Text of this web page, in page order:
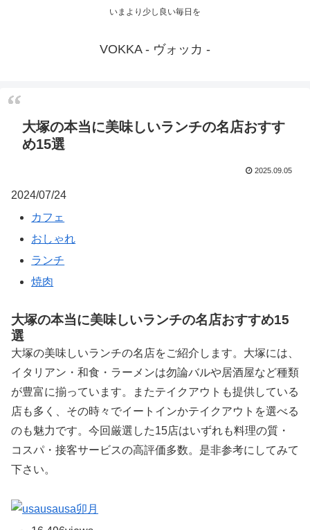
いまより少し良い毎日を
VOKKA - ヴォッカ -
大塚の本当に美味しいランチの名店おすす
め15選
2025.09.05
2024/07/24
カフェ
おしゃれ
ランチ
焼肉
大塚の本当に美味しいランチの名店おすすめ15
選
大塚の美味しいランチの名店をご紹介します。大塚には、
イタリアン・和食・ラーメンは勿論バルや居酒屋など種類
が豊富に揃っています。またテイクアウトも提供している
店も多く、その時々でイートインかテイクアウトを選べる
のも魅力です。今回厳選した15店はいずれも料理の質・
コスパ・接客サービスの高評価多数。是非参考にしてみて
下さい。
卯月